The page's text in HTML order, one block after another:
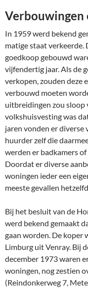
Verbouwingen
In 1959 werd bekend
matige staat verkeerde.
goedkoop gebouwd
vijfendertig jaar. Als de
verkopen, zouden deze
verbouwd moeten
uitbreidingen zou sloop
volkshuisvesting was
jaren vonden er
huurder zelf die
werden er badkamers
Doordat er diverse
woningen ieder een
meeste gevallen
Bij het besluit van de
werd bekend gemaakt
gaan worden. De koper
Limburg uit Venray. Bij
december 1973 waren
woningen, nog zestien
(Reindonkerweg 7,